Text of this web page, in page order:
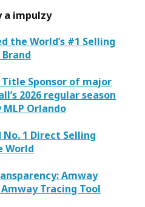
a impulzy
the World’s #1 Selling
Sponsor of major
2026 regular season
Orlando
1 Direct Selling
World
Amway
Tracing Tool